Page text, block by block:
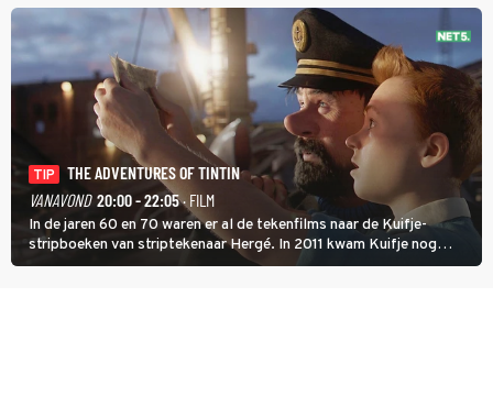
TIP
THE ADVENTURES OF TINTIN
VANAVOND 20:00 - 22:05· FILM
In de jaren 60 en 70 waren er al de tekenfilms naar de Kuifje-
stripboeken van striptekenaar Hergé. In 2011 kwam Kuifje nog
meer tot leven in The Adventures of Tintin van Steven Spielberg.